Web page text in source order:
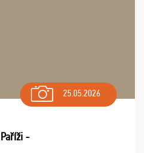
25.05.2026
-